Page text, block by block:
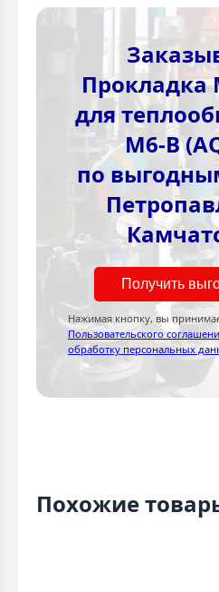
Прокладка
для
M6-B
по
Получить
Нажимая кнопку, вы
Пользовательского
обработку персональных
Похожие